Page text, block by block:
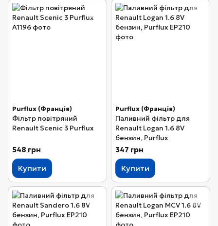
Purflux (Франція)
Фільтр повітряний
Renault Scenic 3 Purflux
548 грн
Купити
Purflux (Франція)
Паливний фільтр для
Renault Logan 1.6 8V
бензин, Purflux
347 грн
Купити